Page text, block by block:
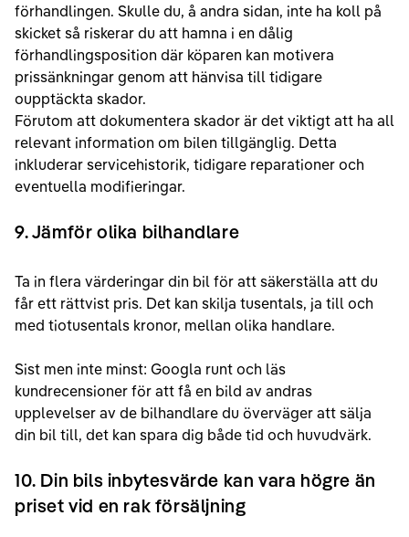
förhandlingen. Skulle du, å andra sidan, inte ha koll på
skicket så riskerar du att hamna i en dålig
förhandlingsposition där köparen kan motivera
prissänkningar genom att hänvisa till tidigare
oupptäckta skador.
Förutom att dokumentera skador är det viktigt att ha all
relevant information om bilen tillgänglig. Detta
inkluderar servicehistorik, tidigare reparationer och
eventuella modifieringar.
9. Jämför olika bilhandlare
Ta in flera värderingar din bil för att säkerställa att du
får ett rättvist pris. Det kan skilja tusentals, ja till och
med tiotusentals kronor, mellan olika handlare.
Sist men inte minst: Googla runt och läs
kundrecensioner för att få en bild av andras
upplevelser av de bilhandlare du överväger att sälja
din bil till, det kan spara dig både tid och huvudvärk.
10. Din bils inbytesvärde kan vara högre än
priset vid en rak försäljning